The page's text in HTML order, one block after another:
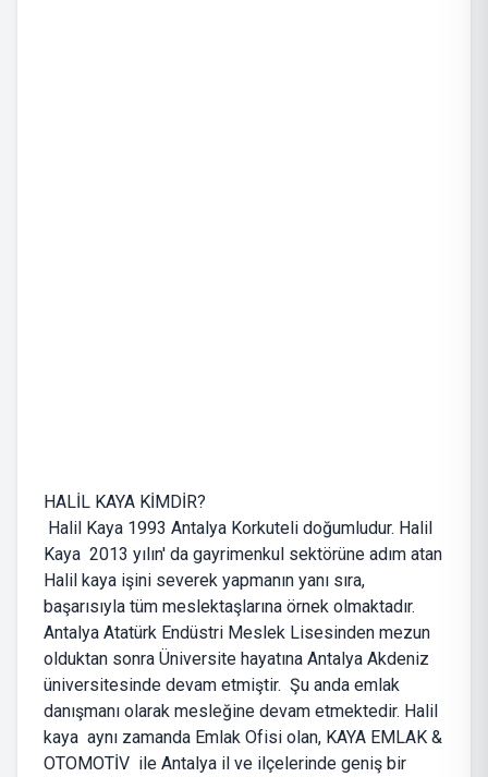
HALİL KAYA KİMDİR?
Halil Kaya 1993 Antalya Korkuteli doğumludur. Halil
Kaya 2013 yılın' da gayrimenkul sektörüne adım atan
Halil kaya işini severek yapmanın yanı sıra,
başarısıyla tüm meslektaşlarına örnek olmaktadır.
Antalya Atatürk Endüstri Meslek Lisesinden mezun
olduktan sonra Üniversite hayatına Antalya Akdeniz
üniversitesinde devam etmiştir. Şu anda emlak
danışmanı olarak mesleğine devam etmektedir. Halil
kaya aynı zamanda Emlak Ofisi olan, KAYA EMLAK &
OTOMOTİV ile Antalya il ve ilçelerinde geniş bir